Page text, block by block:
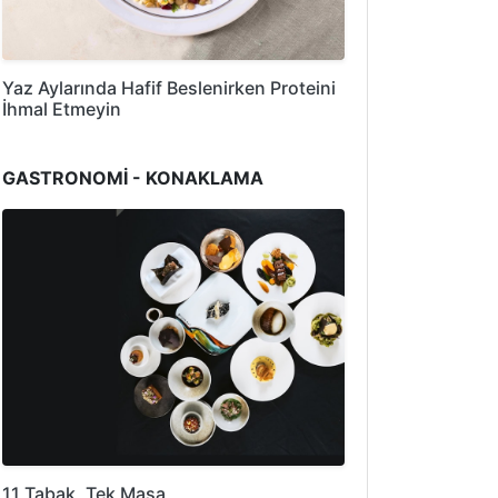
Yaz Aylarında Hafif Beslenirken Proteini
İhmal Etmeyin
GASTRONOMİ - KONAKLAMA
11 Tabak, Tek Masa